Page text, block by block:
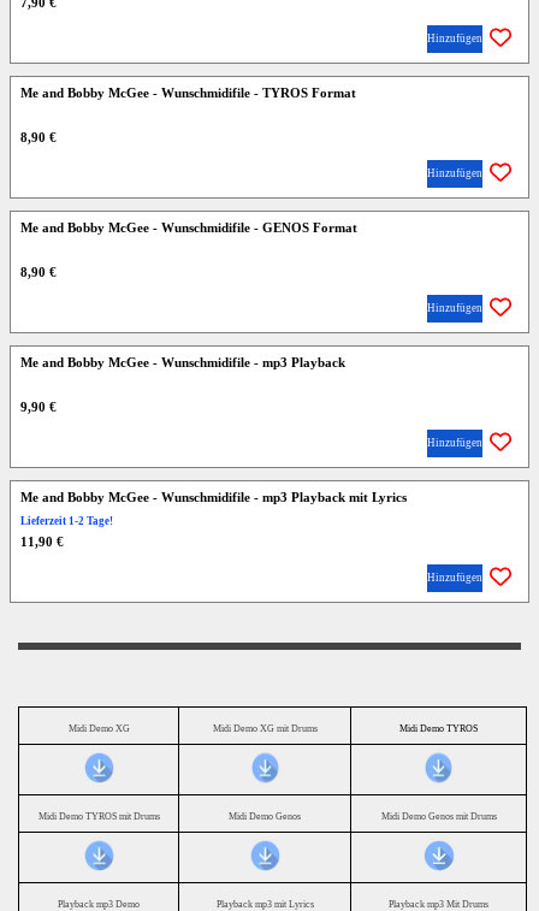
Hinzufügen
Me and Bobby McGee - Wunschmidifile - TYROS Format
8,90 €
Hinzufügen
Me and Bobby McGee - Wunschmidifile - GENOS Format
8,90 €
Hinzufügen
Me and Bobby McGee - Wunschmidifile - mp3 Playback
9,90 €
Hinzufügen
Me and Bobby McGee - Wunschmidifile - mp3 Playback mit Lyrics
Lieferzeit 1-2 Tage!
11,90 €
Hinzufügen
Midi Demo XG Midi Demo XG mit Drums Midi Demo TYROS
Midi Demo TYROS mit Drums Midi Demo Genos Midi Demo Genos mit Drums
Playback mp3 Demo Playback mp3 mit Lyrics Playback mp3 Mit Drums